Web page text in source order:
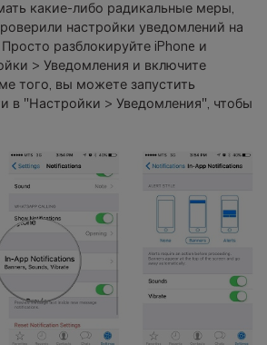
какие-либо радикальные меры,
настройки уведомлений на
разблокируйте iPhone и
> Уведомления и включите
того, вы можете запустить
в "Настройки > Уведомления", чтобы